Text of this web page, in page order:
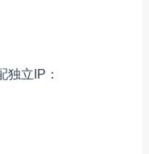
独立IP：